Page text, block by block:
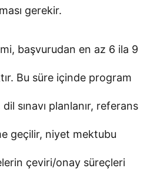
gerekir.
başvurudan en az 6 ila 9
Bu süre içinde program
dil sınavı planlanır, referans
geçilir, niyet mektubu
çeviri/onay süreçleri